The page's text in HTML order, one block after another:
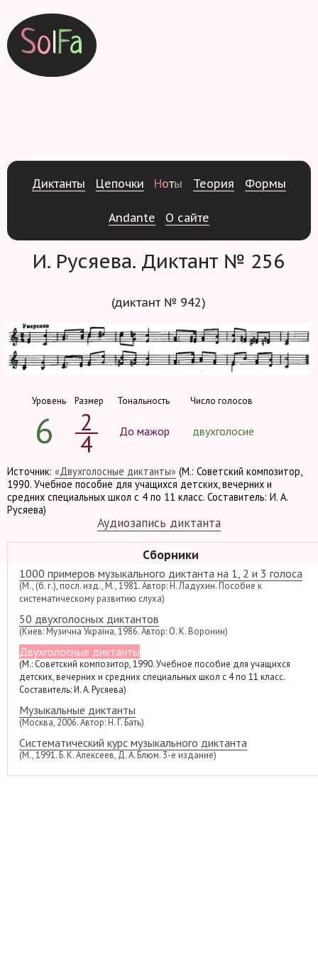
SolFa
Диктанты Цепочки Ноты Теория Формы
Andante О сайте
И. Русяева. Диктант № 256
(диктант № 942)
Уровень
6
Размер
2
4
Тональность
До мажор
Число голосов
двухголосие
Источник: «Двухголосные диктанты» (М.: Советский композитор,
1990. Учебное пособие для учащихся детских, вечерних и
средних специальных школ с 4 по 11 класс. Составитель: И. А.
Русяева)
Аудиозапись диктанта
Сборники
1000 примеров музыкального диктанта на 1, 2 и 3 голоса
(М., (б. г.), посл. изд., М., 1981. Автор: Н. Ладухин. Пособие к
систематическому развитию слуха)
50 двухголосных диктантов
(Киев: Музична Україна, 1986. Автор: О. К. Воронин)
Двухголосные диктанты
(М.: Советский композитор, 1990. Учебное пособие для учащихся
детских, вечерних и средних специальных школ с 4 по 11 класс.
Составитель: И. А. Русяева)
Музыкальные диктанты
(Москва, 2006. Автор: Н. Г. Бать)
Систематический курс музыкального диктанта
(М., 1991. Б. К. Алексеев, Д. А. Блюм. 3-е издание)